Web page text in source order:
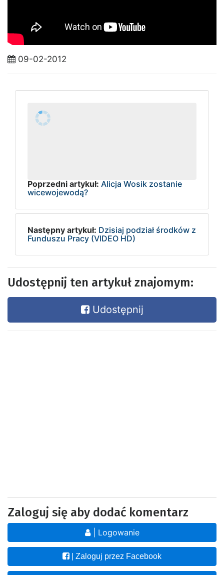
09-02-2012
Poprzedni artykuł: Alicja Wosik zostanie
wicewojewodą?
Następny artykuł: Dzisiaj podział środków z
Funduszu Pracy (VIDEO HD)
Udostępnij ten artykuł znajomym:
Udostępnij
Zaloguj się aby dodać komentarz
| Logowanie
| Zaloguj przez Facebook